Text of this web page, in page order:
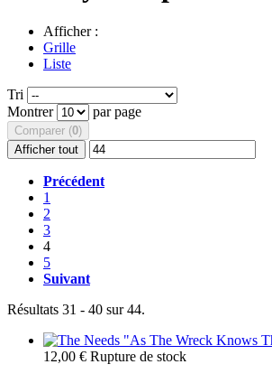
Afficher :
Grille
Liste
Tri
Montrer
par page
Comparer (0)
Afficher tout
Précédent
1
2
3
4
5
Suivant
Résultats 31 - 40 sur 44.
12,00 € Rupture de stock